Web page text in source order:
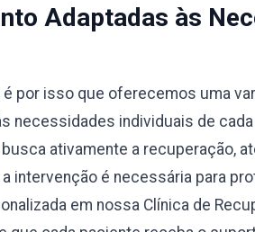
Adaptadas às
por isso que oferecemos uma
necessidades individuais de
ativamente a recuperação,
intervenção é necessária para
em nossa Clínica de